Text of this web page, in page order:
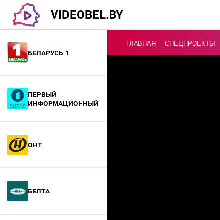
VIDEOBEL.BY
Беларусь 1
Первый
информационный
ОНТ
БелТА
ГЛАВНАЯ СПЕЦПРОЕКТЫ